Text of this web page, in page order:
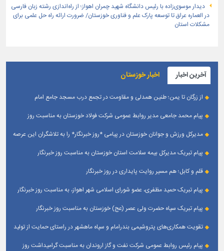
دیدار موسوی‌زاده با رئیس دانشگاه شهید چمران اهواز؛ از راه‌اندازی رشته زبان فارسی
در العماره عراق تا توسعه پارک علم و فناوری خوزستان/ ضرورت ارائه راه حل علمی برای
مشکلات استان
آخرین اخبار اخبار خوزستان
از زرگان تا یمن؛ طنین همدلی و مقاومت در تجمع درب مسجد جامع امام
پیام محمد جامعی مدیر روابط عمومی شرکت فولاد خوزستان به مناسبت روز
مدیرکل ورزش و جوانان خوزستان در پیامی *روز خبرنگار* را به تلاشگران این عرصه
پیام تبریک مدیرکل بیمه سلامت استان خوزستان به مناسبت روز خبرنگار
قلم و کابل؛ هم مسیر روایت پایداری در روز خبرنگار
پیام تبریک حمید مظفری، عضو شورای اسلامی شهر اهواز، به مناسبت روز خبرنگار
پیام تبریک سپاه حضرت ولی عصر (عج) خوزستان به مناسبت روز خبرنگار
تقویت همکاری‌های پتروشیمی بندرامام و سپاه ماهشهر در راستای حمایت از تولید
پیام رئیس روابط عمومی شركت نفت و گاز اروندان به مناسبت گرامیداشت روز